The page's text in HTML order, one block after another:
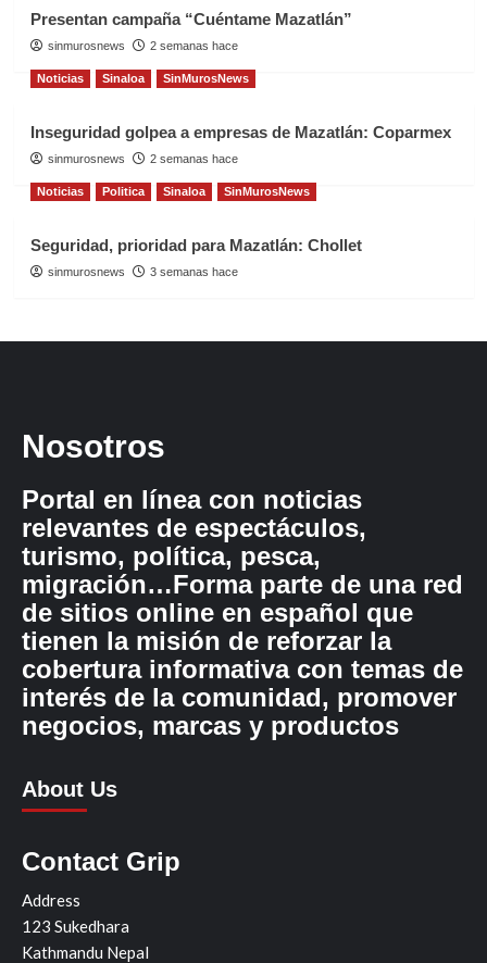
Presentan campaña “Cuéntame Mazatlán”
sinmurosnews 2 semanas hace
Noticias Sinaloa SinMurosNews
Inseguridad golpea a empresas de Mazatlán: Coparmex
sinmurosnews 2 semanas hace
Noticias Politica Sinaloa SinMurosNews
Seguridad, prioridad para Mazatlán: Chollet
sinmurosnews 3 semanas hace
Nosotros
Portal en línea con noticias
relevantes de espectáculos,
turismo, política, pesca,
migración…Forma parte de una red
de sitios online en español que
tienen la misión de reforzar la
cobertura informativa con temas de
interés de la comunidad, promover
negocios, marcas y productos
About Us
Contact Grip
Address
123 Sukedhara
Kathmandu Nepal